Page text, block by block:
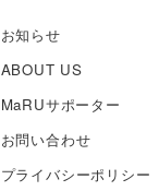
お知らせ
ABOUT US
MaRUサポーター
お問い合わせ
プライバシーポリシー